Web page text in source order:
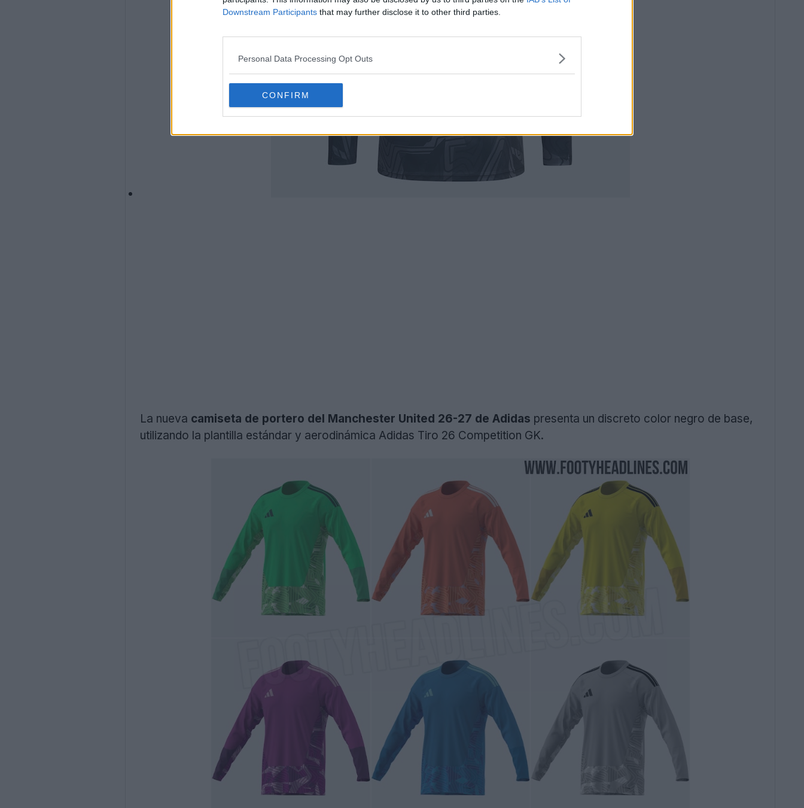
Downstream Participants that may further disclose it to other third parties.
Personal Data Processing Opt Outs
CONFIRM
La nueva camiseta de portero del Manchester United 26-27 de Adidas presenta un discreto color negro de base,
utilizando la plantilla estándar y aerodinámica Adidas Tiro 26 Competition GK.